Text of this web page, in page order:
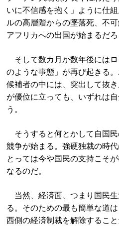
いに不信感を抱く」ように仕
ルの高層階からの墜落死、不
アフリカへの出国が始まるだ
そして数カ月か数年後には
のような事態」が再び起きる
候補者の中には、突出して抜
が優位に立っても、いずれは
う。
そうすると何とかして自国
競争が始まる。強硬独裁の時
とっては今や国民の支持こそ
なるのだ。
当然、経済面、つまり国民
る。そのための最も簡単な道
西側の経済制裁を解除すること